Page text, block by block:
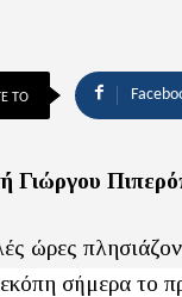
ΤΟ
Γιώργου
ώρες
σήμερα